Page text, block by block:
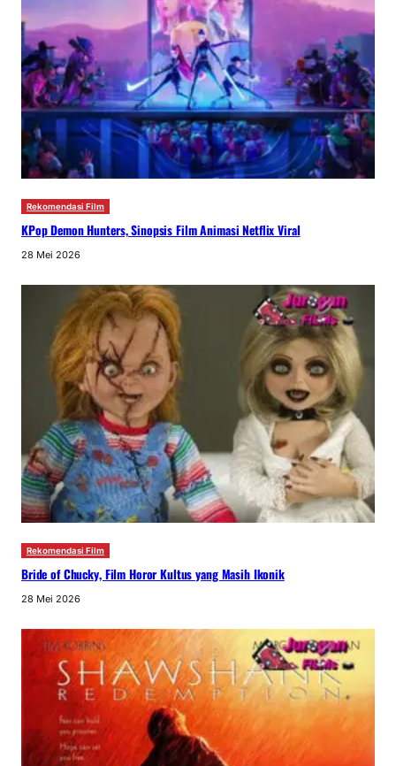
Rekomendasi Film
KPop Demon Hunters, Sinopsis Film Animasi Netflix Viral
28 Mei 2026
Rekomendasi Film
Bride of Chucky, Film Horor Kultus yang Masih Ikonik
28 Mei 2026